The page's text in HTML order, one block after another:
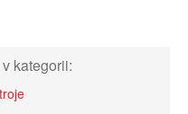
kategorii: